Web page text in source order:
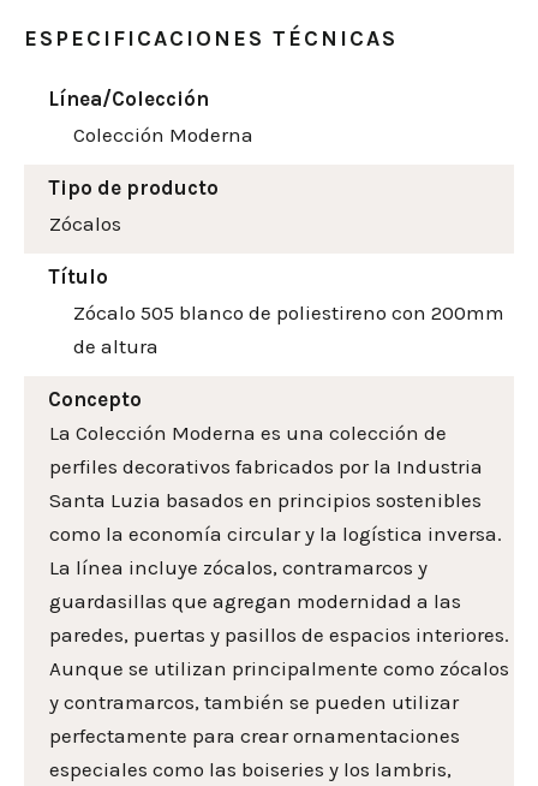
ESPECIFICACIONES TÉCNICAS
Línea/Colección
Colección Moderna
Tipo de producto
Zócalos
Título
Zócalo 505 blanco de poliestireno con 200mm
de altura
Concepto
La Colección Moderna es una colección de
perfiles decorativos fabricados por la Industria
Santa Luzia basados en principios sostenibles
como la economía circular y la logística inversa.
La línea incluye zócalos, contramarcos y
guardasillas que agregan modernidad a las
paredes, puertas y pasillos de espacios interiores.
Aunque se utilizan principalmente como zócalos
y contramarcos, también se pueden utilizar
perfectamente para crear ornamentaciones
especiales como las boiseries y los lambris,